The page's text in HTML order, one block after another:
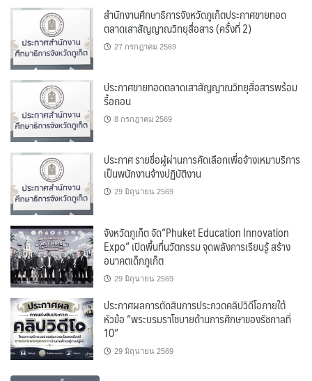
สำนักงานศึกษาธิการจังหวัดภูเก็ตประกาศขายทอด
ตลาดเสาสัญญาณวิทยุสื่อสาร (ครั้งที่ 2)
27 กรกฎาคม 2569
ประกาศขายทอดตลาดเสาสัญญาณวิทยุสื่อสารพร้อม
รื้อถอน
8 กรกฎาคม 2569
ประกาศ รายชื่อผู้ผ่านการคัดเลือกเพื่อจ้างเหมาบริการ
เป็นพนักงานจ้างปฏิบัติงาน
29 มิถุนายน 2569
จังหวัดภูเก็ต จัด“Phuket Education Innovation
Expo” เปิดพื้นที่นวัตกรรม จุดพลังการเรียนรู้ สร้าง
อนาคตเด็กภูเก็ต
29 มิถุนายน 2569
ประกาศผลการตัดสินการประกวดคลิปวิดีโอภายใต้
หัวข้อ “พระบรมราโชบายด้านการศึกษาของรัชกาลที่
10”
29 มิถุนายน 2569